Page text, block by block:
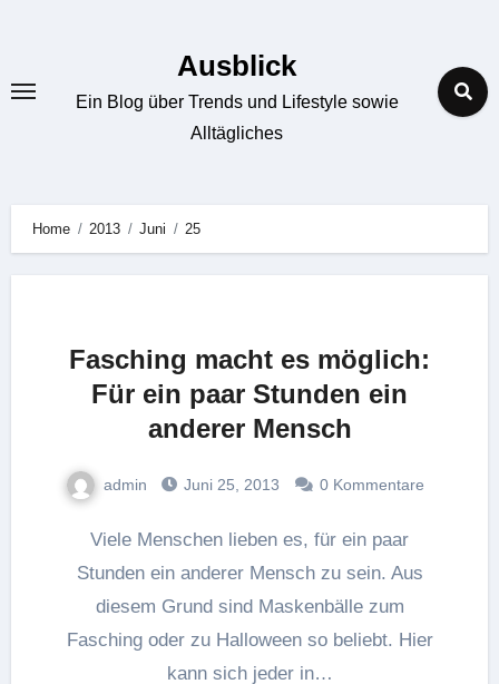
Ausblick
Ein Blog über Trends und Lifestyle sowie
Alltägliches
Home 2013 Juni 25
Fasching macht es möglich:
Für ein paar Stunden ein
anderer Mensch
admin Juni 25, 2013 0 Kommentare
Viele Menschen lieben es, für ein paar
Stunden ein anderer Mensch zu sein. Aus
diesem Grund sind Maskenbälle zum
Fasching oder zu Halloween so beliebt. Hier
kann sich jeder in…